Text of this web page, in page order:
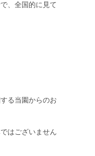
、全国的に見て
る当園からのお
はございません